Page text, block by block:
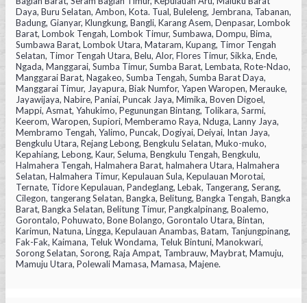
Daya, Buru Selatan, Ambon, Kota. Tual, Buleleng, Jembrana, Tabanan,
Badung, Gianyar, Klungkung, Bangli, Karang Asem, Denpasar, Lombok
Barat, Lombok Tengah, Lombok Timur, Sumbawa, Dompu, Bima,
Sumbawa Barat, Lombok Utara, Mataram, Kupang, Timor Tengah
Selatan, Timor Tengah Utara, Belu, Alor, Flores Timur, Sikka, Ende,
Ngada, Manggarai, Sumba Timur, Sumba Barat, Lembata, Rote-Ndao,
Manggarai Barat, Nagakeo, Sumba Tengah, Sumba Barat Daya,
Manggarai Timur, Jayapura, Biak Numfor, Yapen Waropen, Merauke,
Jayawijaya, Nabire, Paniai, Puncak Jaya, Mimika, Boven Digoel,
Mappi, Asmat, Yahukimo, Pegunungan Bintang, Tolikara, Sarmi,
Keerom, Waropen, Supiori, Memberamo Raya, Nduga, Lanny Jaya,
Membramo Tengah, Yalimo, Puncak, Dogiyai, Deiyai, Intan Jaya,
Bengkulu Utara, Rejang Lebong, Bengkulu Selatan, Muko-muko,
Kepahiang, Lebong, Kaur, Seluma, Bengkulu Tengah, Bengkulu,
Halmahera Tengah, Halmahera Barat, halmahera Utara, Halmahera
Selatan, Halmahera Timur, Kepulauan Sula, Kepulauan Morotai,
Ternate, Tidore Kepulauan, Pandeglang, Lebak, Tangerang, Serang,
Cilegon, tangerang Selatan, Bangka, Belitung, Bangka Tengah, Bangka
Barat, Bangka Selatan, Belitung Timur, Pangkalpinang, Boalemo,
Gorontalo, Pohuwato, Bone Bolango, Gorontalo Utara, Bintan,
Karimun, Natuna, Lingga, Kepulauan Anambas, Batam, Tanjungpinang,
Fak-Fak, Kaimana, Teluk Wondama, Teluk Bintuni, Manokwari,
Sorong Selatan, Sorong, Raja Ampat, Tambrauw, Maybrat, Mamuju,
Mamuju Utara, Polewali Mamasa, Mamasa, Majene.